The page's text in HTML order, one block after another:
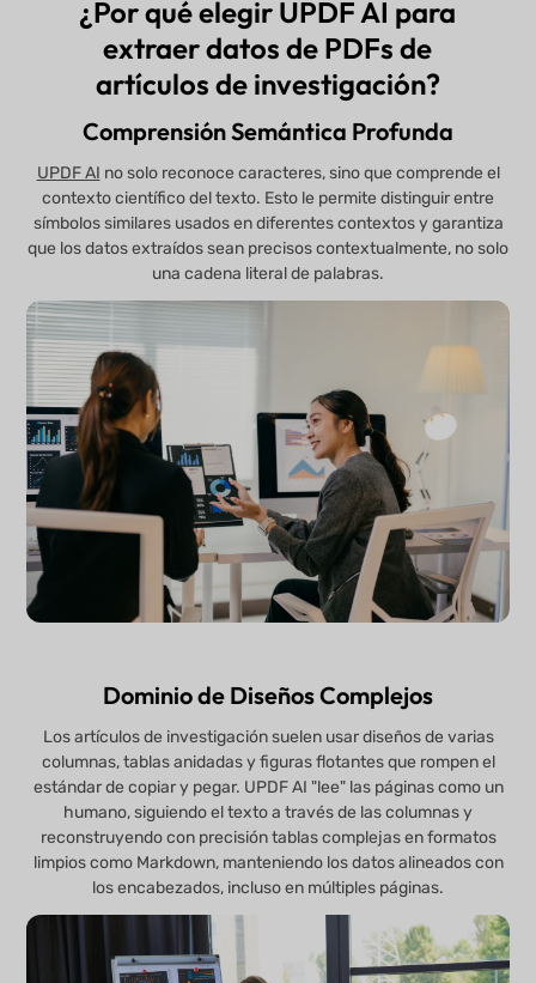
¿Por qué elegir UPDF AI para
extraer datos de PDFs de
artículos de investigación?
Comprensión Semántica Profunda
UPDF AI no solo reconoce caracteres, sino que comprende el
contexto científico del texto. Esto le permite distinguir entre
símbolos similares usados en diferentes contextos y garantiza
que los datos extraídos sean precisos contextualmente, no solo
una cadena literal de palabras.
Dominio de Diseños Complejos
Los artículos de investigación suelen usar diseños de varias
columnas, tablas anidadas y figuras flotantes que rompen el
estándar de copiar y pegar. UPDF AI "lee" las páginas como un
humano, siguiendo el texto a través de las columnas y
reconstruyendo con precisión tablas complejas en formatos
limpios como Markdown, manteniendo los datos alineados con
los encabezados, incluso en múltiples páginas.